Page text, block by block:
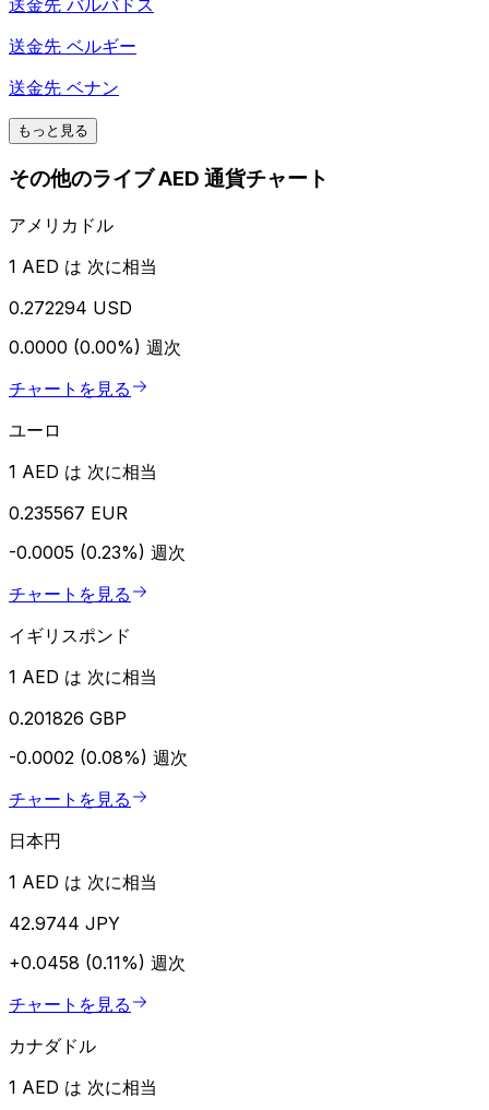
送金先 バルバドス
送金先 ベルギー
送金先 ベナン
もっと見る
その他のライブ AED 通貨チャート
アメリカドル
1 AED は 次に相当
0.272294 USD
0.0000 (0.00%) 週次
チャートを見る
ユーロ
1 AED は 次に相当
0.235567 EUR
-0.0005 (0.23%) 週次
チャートを見る
イギリスポンド
1 AED は 次に相当
0.201826 GBP
-0.0002 (0.08%) 週次
チャートを見る
日本円
1 AED は 次に相当
42.9744 JPY
+0.0458 (0.11%) 週次
チャートを見る
カナダドル
1 AED は 次に相当